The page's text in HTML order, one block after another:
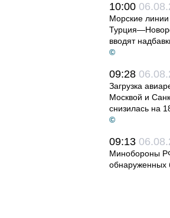
10:00
Морские
вводят
©
09:28
Загрузка
Москвой и
снизилась на
©
09:13
Минобороны
обнаруженных